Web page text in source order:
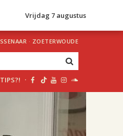
Vrijdag 7 augustus
· ZOETERWOUDE
TIPS?! ·
uur 1 van 2
Volgend uur